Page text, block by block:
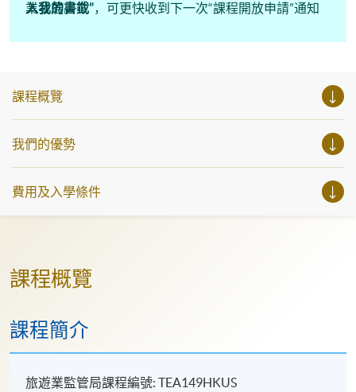
業發展。
入我的書韱”，可更快收到下一次“課程開放申請”通知
課程概覽
我們的優勢
費用及入學條件
課程概覽
課程簡介
旅遊業監管局課程編號: TEA149HKUS